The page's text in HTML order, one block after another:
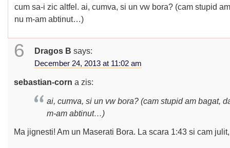
cum sa-i zic altfel. ai, cumva, si un vw bora? (cam stupid
nu m-am abtinut…)
6 Dragos B says:
December 24, 2013 at 11:02 am
sebastian-corn a zis:
ai, cumva, si un vw bora? (cam stupid am bagat,
m-am abtinut…)
Ma jignesti! Am un Maserati Bora. La scara 1:43 si cam